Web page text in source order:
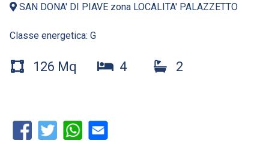
SAN DONA' DI PIAVE zona LOCALITA' PALAZZETTO
Classe energetica: G
126 Mq 4 2